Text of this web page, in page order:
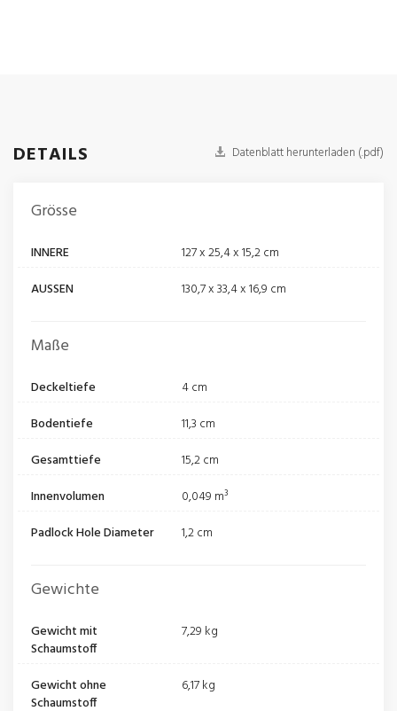
DETAILS Datenblatt herunterladen (.pdf)
Grösse
INNERE
127 x 25,4 x 15,2 cm
AUSSEN
130,7 x 33,4 x 16,9 cm
Maße
Deckeltiefe
4 cm
Bodentiefe
11,3 cm
Gesamttiefe
15,2 cm
Innenvolumen
0,049 m³
Padlock Hole Diameter
1,2 cm
Gewichte
Gewicht mit
Schaumstoff
7,29 kg
Gewicht ohne
Schaumstoff
6,17 kg